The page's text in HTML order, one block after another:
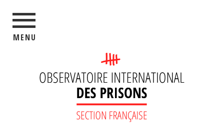
MENU